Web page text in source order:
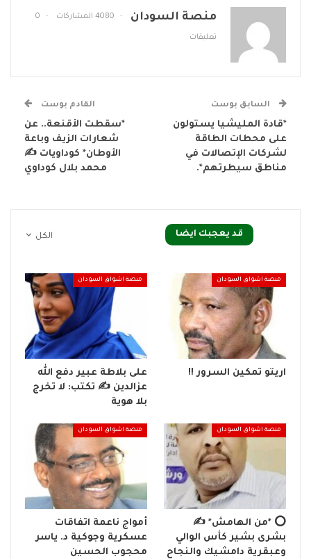
منصة السودان 4080 المشاركات 0
تعليقات
السابق بوست
*قادة المليشيا يستولون
على محطات الطاقة
لشركات الإتصالات في
مناطق سيطرتهم*.
القادم بوست
*سقطت الأقنعة.. عن
شعارات الزيف وباعة
الأوطان* كوداويات ✍️
محمد بلال كوداوي
الكل قد يعجبك ايضا
منصة اشواق السودان
اريتو تمكين السرور !!
منصة اشواق السودان
على بلاطة عبير دفع الله
عزالدين ✍️ تكتب: لا تخرج
بلا هوية
منصة اشواق السودان
⭕ *من الهامش* ✍️
بشرى بشير كأس الوالي
وعبقرية دامشيك والنجاح
منصة اشواق السودان
أمواج ناعمة اتفاقات
عسكرية وجوكية د. ياسر
محجوب الحسين